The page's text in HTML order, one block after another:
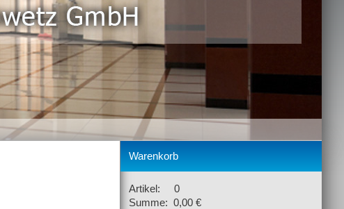
Warenkorb
Artikel: 0
Summe: 0,00 €